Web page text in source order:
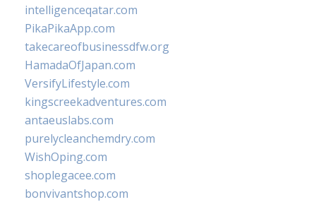
intelligenceqatar.com
PikaPikaApp.com
takecareofbusinessdfw.org
HamadaOfJapan.com
VersifyLifestyle.com
kingscreekadventures.com
antaeuslabs.com
purelycleanchemdry.com
WishOping.com
shoplegacee.com
bonvivantshop.com